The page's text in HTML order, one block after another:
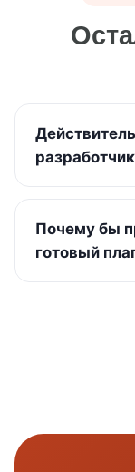
Почему бы
готовый